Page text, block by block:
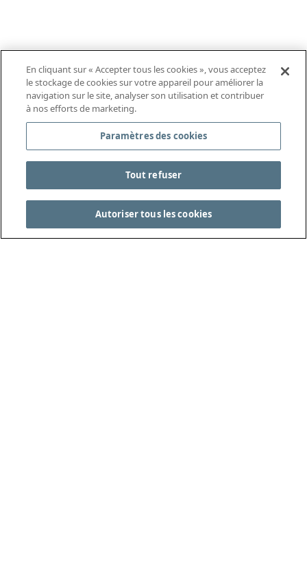
En cliquant sur « Accepter tous les cookies », vous acceptez
le stockage de cookies sur votre appareil pour améliorer la
navigation sur le site, analyser son utilisation et contribuer
à nos efforts de marketing.
Paramètres des cookies
Tout refuser
Autoriser tous les cookies